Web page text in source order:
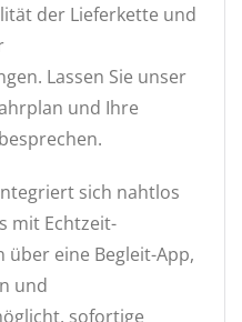
der Lieferkette und
Lassen Sie unser
und Ihre
sich nahtlos
mit Echtzeit-
eine Begleit-App,
und
sofortige